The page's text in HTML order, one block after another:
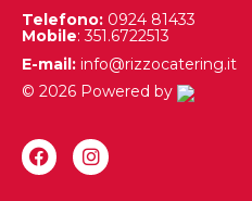
Telefono: 0924 81433
Mobile: 351.6722513
E-mail: info@rizzocatering.it
© 2026 Powered by